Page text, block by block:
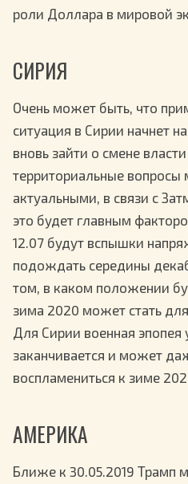
роли Доллара в мировой
СИРИЯ
Очень может быть, что
ситуация в Сирии начнет
вновь зайти о смене
территориальные вопросы
актуальными, в связи с
это будет главным
12.07 будут вспышки
подождать середины
том, в каком положении
зима 2020 может стать
Для Сирии военная эпопея
заканчивается и может
воспламениться к зиме
АМЕРИКА
Ближе к 30.05.2019 Трамп